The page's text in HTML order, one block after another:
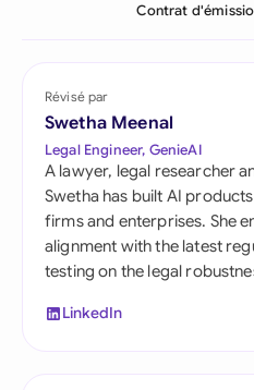
Contrat
Révisé par
Swetha Meenal
Legal Engineer, GenieAI
A lawyer, legal researcher
Swetha has built AI
firms and enterprises. She
alignment with the latest
testing on the legal
LinkedIn